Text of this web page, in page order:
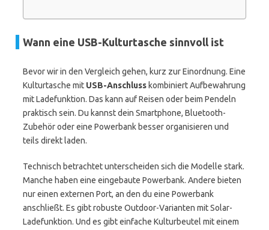
Wann eine USB-Kulturtasche sinnvoll ist
Bevor wir in den Vergleich gehen, kurz zur Einordnung. Eine
Kulturtasche mit USB-Anschluss kombiniert Aufbewahrung
mit Ladefunktion. Das kann auf Reisen oder beim Pendeln
praktisch sein. Du kannst dein Smartphone, Bluetooth-
Zubehör oder eine Powerbank besser organisieren und
teils direkt laden.
Technisch betrachtet unterscheiden sich die Modelle stark.
Manche haben eine eingebaute Powerbank. Andere bieten
nur einen externen Port, an den du eine Powerbank
anschließt. Es gibt robuste Outdoor-Varianten mit Solar-
Ladefunktion. Und es gibt einfache Kulturbeutel mit einem